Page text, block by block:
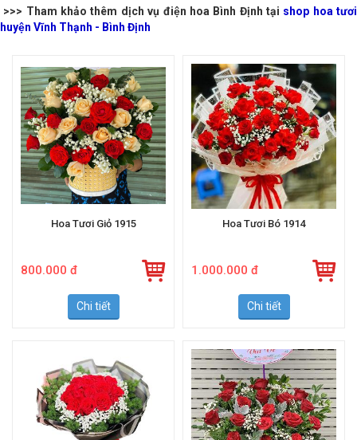
>>> Tham khảo thêm dịch vụ điện hoa Bình Định tại
shop hoa tươi
huyện Vĩnh Thạnh - Bình Định
Chi tiết Chi tiết